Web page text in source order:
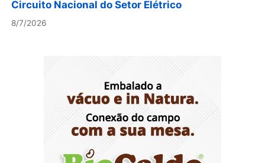
8/7/2026
Flávio Bolsonaro declara apoio a Rodrigo
Senado em Sergipe
Opinião: Diplomas para um mundo que não
existe mais
Distrito Federal entra em alerta laranja de perigo